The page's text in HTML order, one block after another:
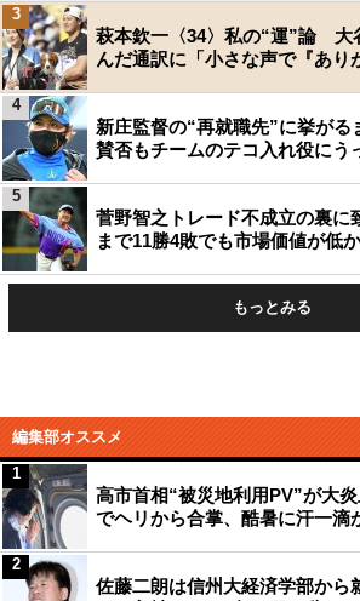
萩本欽一〈34〉私の“運”論 大
んだ通訳に「小さな声で『あり
3
新庄監督の“再就職先”に挙がる
賛否もチームのテコ入れ役にう
4
菅野智之トレード不成立の裏に
まで11勝4敗でも市場価値が低
5
もっとみる
編集部オススメ
高市首相“被災地利用PV”が大
でヘリから合掌、酷暑に汗一滴
1
佐藤二朗は信州大経済学部から
2